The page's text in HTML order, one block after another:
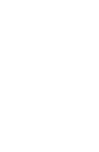
PL. DOMINIKAŃSKI